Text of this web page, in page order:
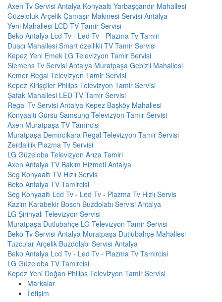
Axen Tv Servisi Antalya Konyaaltı Yarbaşçandır Mahallesi
Güzeloluk Arçelik Çamaşır Makinesi Servisi Antalya
Yeni Mahallesi LCD TV Tamir Servisi
Beko Antalya Lcd Tv - Led Tv - Plazma Tv Tamiri
Duacı Mahallesi Smart özellikli TV Tamir Servisi
Kepez Yeni Emek LG Televizyon Tamir Servisi
Siemens Tv Servisi Antalya Muratpaşa Gebizli Mahallesi
Kemer Regal Televizyon Tamir Servisi
Kepez Kirişçiler Philips Televizyon Tamir Servisi
Şafak Mahallesi LED TV Tamir Servisi
Regal Tv Servisi Antalya Kepez Başköy Mahallesi
Konyaaltı Gürsu Samsung Televizyon Tamir Servisi
Axen Muratpaşa TV Tamircisi
Muratpaşa Demircikara Regal Televizyon Tamir Servisi
Zerdalilik Plazma Tv Servisi
LG Güzeloba Televizyon Arıza Tamiri
Axen Antalya TV Bakım Hizmeti Antalya
Seg Konyaaltı TV Hızlı Servis
Beko Antalya TV Tamircisi
Seg Konyaaltı Lcd Tv - Led Tv - Plazma Tv Hızlı Servis
Kazim Karabekir Bosch Buzdolabı Servisi Antalya
LG Şirinyalı Televizyon Servisi
Muratpaşa Dutlubahçe LG Televizyon Tamir Servisi
Beko Tv Servisi Antalya Muratpaşa Dutlubahçe Mahallesi
Tuzcular Arçelik Buzdolabı Servisi Antalya
Beko Antalya Lcd Tv - Led Tv - Plazma Tv Tamircisi
LG Güzeloba TV Tamircisi
Kepez Yeni Doğan Philips Televizyon Tamir Servisi
Markalar
İletişim